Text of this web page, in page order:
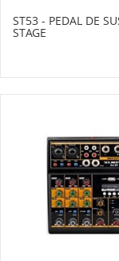
ST53 - PEDAL DE
STAGE